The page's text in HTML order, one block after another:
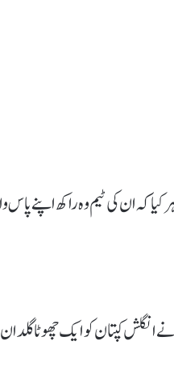
کہ ان کی ٹیم وہ راکھ اپنے
انگلش کپتان کو ایک چھوٹا